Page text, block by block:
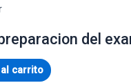
del
carrito